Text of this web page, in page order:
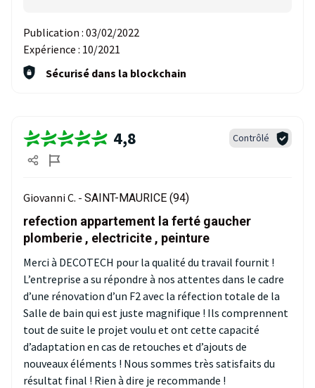
Publication : 03/02/2022
Expérience : 10/2021
Sécurisé dans la blockchain
4,8 Contrôlé
Giovanni C. - SAINT-MAURICE (94)
refection appartement la ferté gaucher
plomberie , electricite , peinture
Merci à DECOTECH pour la qualité du travail fournit !
L’entreprise a su répondre à nos attentes dans le cadre
d’une rénovation d’un F2 avec la réfection totale de la
Salle de bain qui est juste magnifique ! Ils comprennent
tout de suite le projet voulu et ont cette capacité
d’adaptation en cas de retouches et d’ajouts de
nouveaux éléments ! Nous sommes très satisfaits du
résultat final ! Rien à dire je recommande !